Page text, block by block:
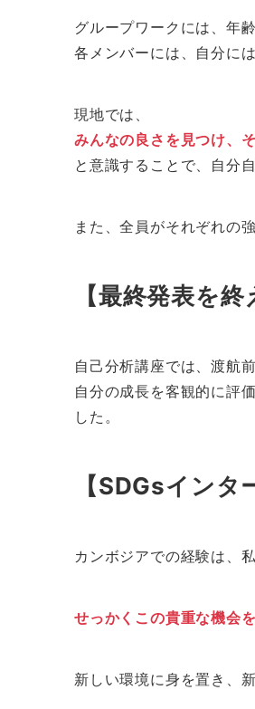
グループワークには、年
各メンバーには、自分に
現地では、
みんなの良さを見つけ、
と意識することで、自分
また、全員がそれぞれの
【最終発表を終
自己分析講座では、渡航
自分の成長を客観的に評
した。
【SDGsイン
カンボジアでの経験は、
せっかくこの貴重な機会
新しい環境に身を置き、